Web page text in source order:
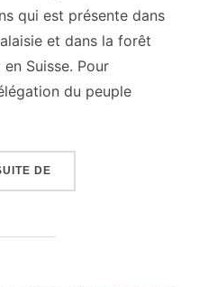
qui est présente dans
et dans la forêt
Suisse. Pour
du peuple
DE